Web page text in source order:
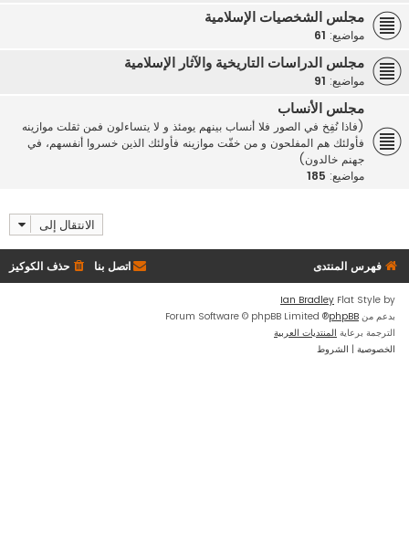
مجلس الشخصيات الإسلامية
مواضيع: 61
مجلس الدراسات التاريخية والآثار الإسلامية
مواضيع: 91
مجلس الأنساب
(فاذا نُفِخ في الصور فلا أنساب بينهم يومئذ و لا يتساءلون فمن ثقلت موازينه
فأولئك هم المفلحون و من خفّت موازينه فأولئك الذين خسروا أنفسهم، في
جهنم خالدون)
مواضيع: 185
الانتقال إلى
فهرس المنتدى حذف الكوكيز اتصل بنا
Flat Style by
Ian Bradley
بدعم من phpBB
® Forum Software © phpBB Limited
الترجمة برعاية المنتديات العربية
الخصوصية | الشروط